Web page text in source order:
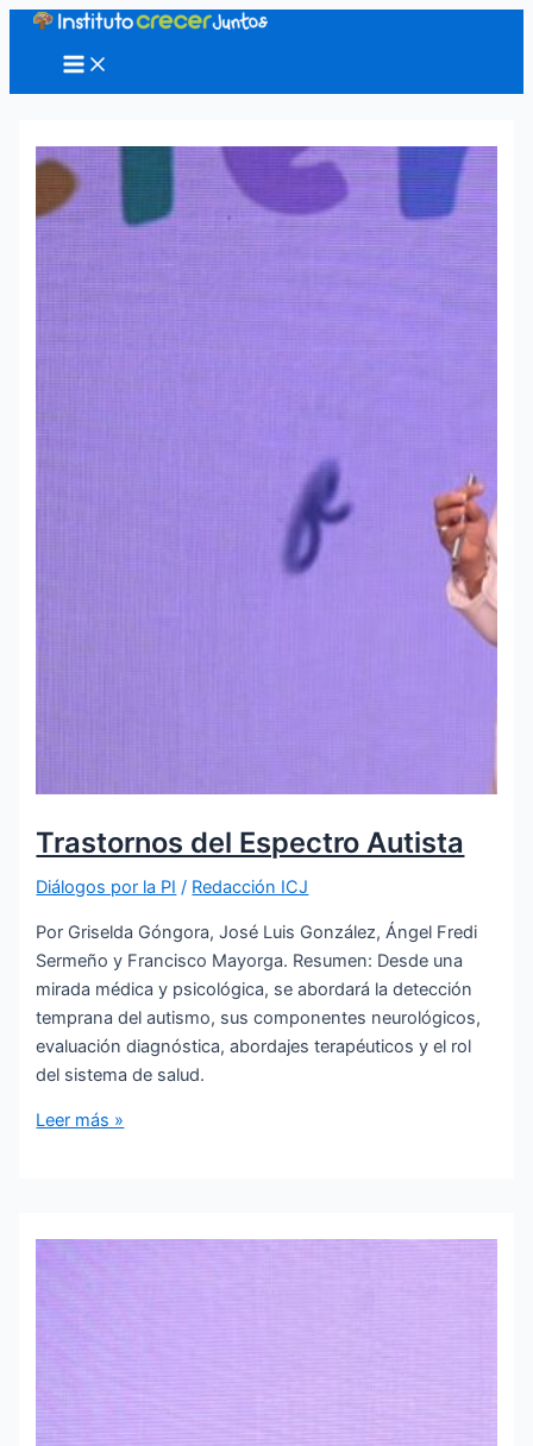
contenido
Main
Menu
Trastornos del Espectro Autista
Diálogos por la PI / Redacción ICJ
Por Griselda Góngora, José Luis González, Ángel Fredi
Sermeño y Francisco Mayorga. Resumen: Desde una
mirada médica y psicológica, se abordará la detección
temprana del autismo, sus componentes neurológicos,
evaluación diagnóstica, abordajes terapéuticos y el rol
del sistema de salud.
Trastornos
Leer más »